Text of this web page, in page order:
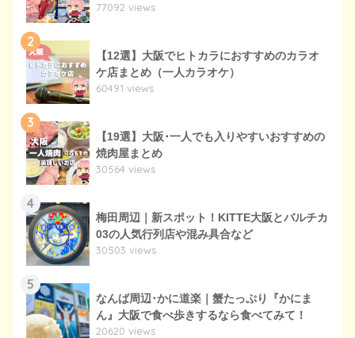
77092 views
2
【12選】大阪でヒトカラにおすすめのカラオ
ケ店まとめ（一人カラオケ）
60491 views
3
【19選】大阪･一人でも入りやすいおすすめの
焼肉屋まとめ
30564 views
4
梅田周辺｜新スポット！KITTE大阪とバルチカ
03の人気行列店や混み具合など
30503 views
5
なんば周辺･かに道楽｜蟹たっぷり『かにま
ん』大阪で食べ歩きするなら食べてみて！
20620 views